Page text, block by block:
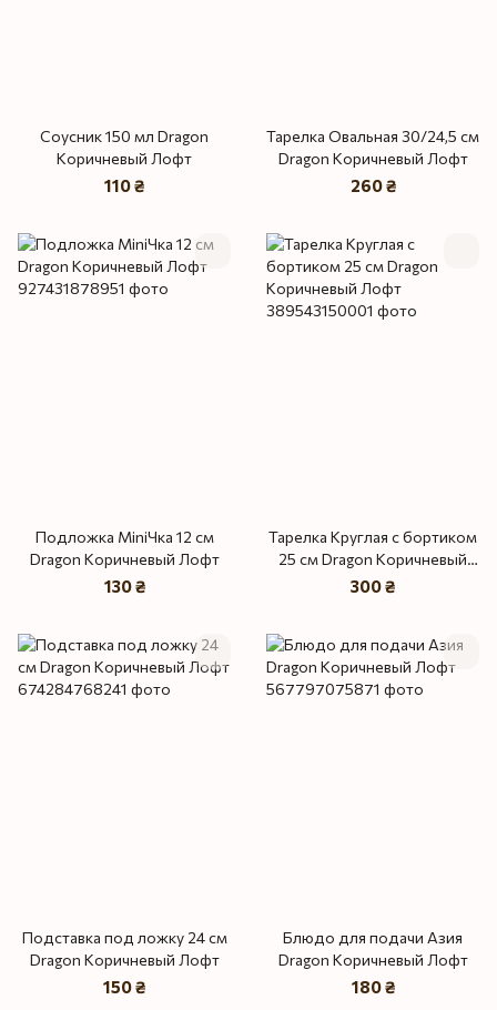
Соусник 150 мл Dragon
Коричневый Лофт
110 ₴
Тарелка Овальная 30/24,5 см
Dragon Коричневый Лофт
260 ₴
Подложка MiniЧка 12 см
Dragon Коричневый Лофт
130 ₴
Тарелка Круглая с бортиком
25 см Dragon Коричневый
Лофт
300 ₴
Подставка под ложку 24 см
Dragon Коричневый Лофт
150 ₴
Блюдо для подачи Азия
Dragon Коричневый Лофт
180 ₴